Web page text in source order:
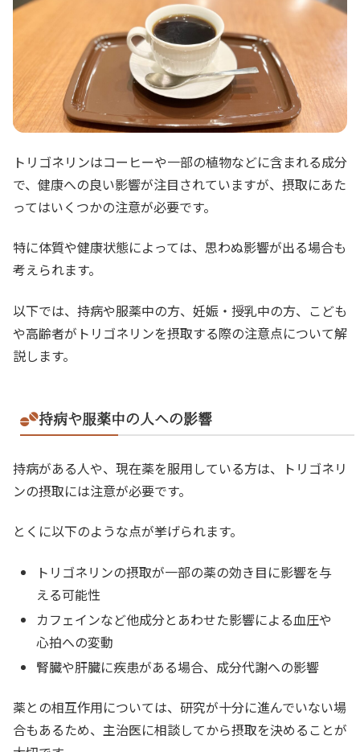
トリゴネリンはコーヒーや一部の植物などに含まれる成分
で、健康への良い影響が注目されていますが、摂取にあた
ってはいくつかの注意が必要です。
特に体質や健康状態によっては、思わぬ影響が出る場合も
考えられます。
以下では、持病や服薬中の方、妊娠・授乳中の方、こども
や高齢者がトリゴネリンを摂取する際の注意点について解
説します。
持病や服薬中の人への影響
持病がある人や、現在薬を服用している方は、トリゴネリ
ンの摂取には注意が必要です。
とくに以下のような点が挙げられます。
トリゴネリンの摂取が一部の薬の効き目に影響を与
える可能性
カフェインなど他成分とあわせた影響による血圧や
心拍への変動
腎臓や肝臓に疾患がある場合、成分代謝への影響
薬との相互作用については、研究が十分に進んでいない場
合もあるため、主治医に相談してから摂取を決めることが